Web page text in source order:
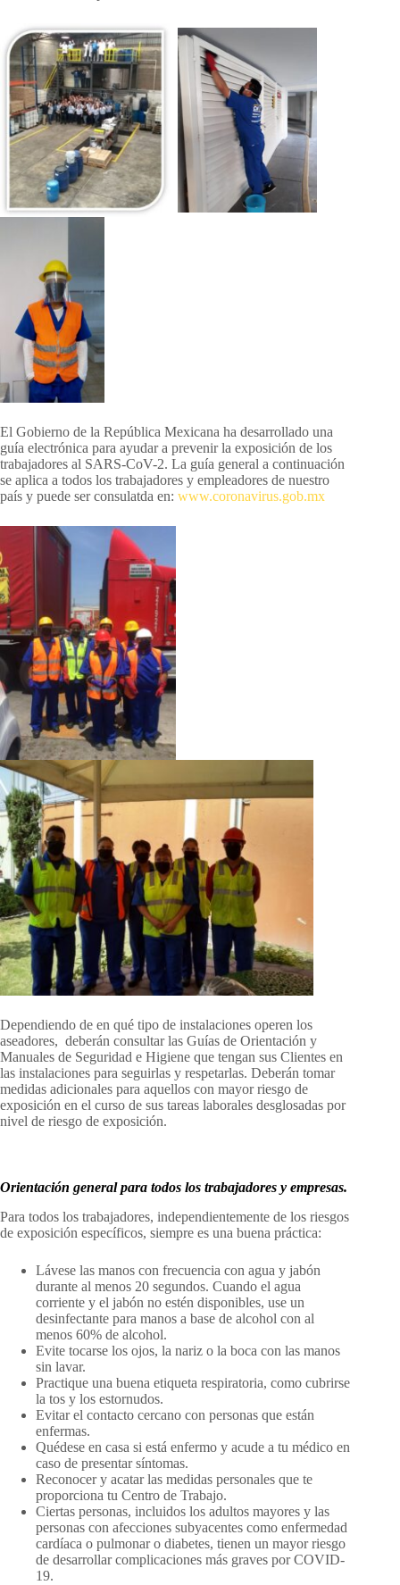
El Gobierno de la República Mexicana ha desarrollado una
guía electrónica para ayudar a prevenir la exposición de los
trabajadores al SARS-CoV-2. La guía general a continuación
se aplica a todos los trabajadores y empleadores de nuestro
país y puede ser consulatda en: www.coronavirus.gob.mx
Dependiendo de en qué tipo de instalaciones operen los
aseadores, deberán consultar las Guías de Orientación y
Manuales de Seguridad e Higiene que tengan sus Clientes en
las instalaciones para seguirlas y respetarlas. Deberán tomar
medidas adicionales para aquellos con mayor riesgo de
exposición en el curso de sus tareas laborales desglosadas por
nivel de riesgo de exposición.
Orientación general para todos los trabajadores y empresas.
Para todos los trabajadores, independientemente de los riesgos
de exposición específicos, siempre es una buena práctica:
Lávese las manos con frecuencia con agua y jabón
durante al menos 20 segundos. Cuando el agua
corriente y el jabón no estén disponibles, use un
desinfectante para manos a base de alcohol con al
menos 60% de alcohol.
Evite tocarse los ojos, la nariz o la boca con las manos
sin lavar.
Practique una buena etiqueta respiratoria, como cubrirse
la tos y los estornudos.
Evitar el contacto cercano con personas que están
enfermas.
Quédese en casa si está enfermo y acude a tu médico en
caso de presentar síntomas.
Reconocer y acatar las medidas personales que te
proporciona tu Centro de Trabajo.
Ciertas personas, incluidos los adultos mayores y las
personas con afecciones subyacentes como enfermedad
cardíaca o pulmonar o diabetes, tienen un mayor riesgo
de desarrollar complicaciones más graves por COVID-
19.